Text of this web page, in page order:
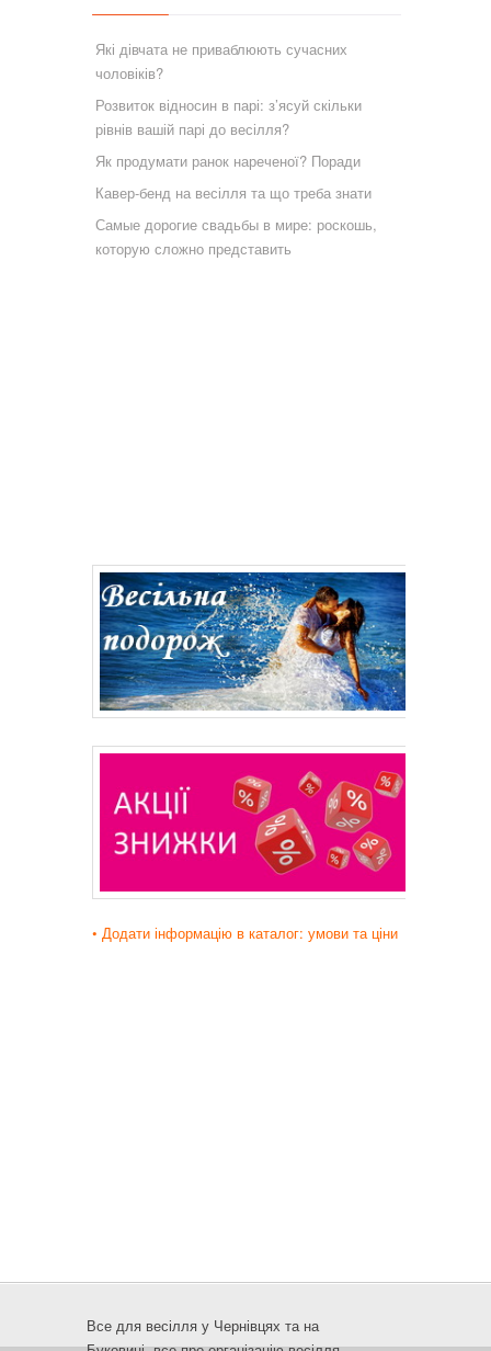
Які дівчата не приваблюють сучасних
чоловіків?
Розвиток відносин в парі: з’ясуй скільки
рівнів вашій парі до весілля?
Як продумати ранок нареченої? Поради
Кавер-бенд на весілля та що треба знати
Самые дорогие свадьбы в мире: роскошь,
которую сложно представить
• Додати інформацію в каталог: умови та ціни
Все для весілля у Чернівцях та на